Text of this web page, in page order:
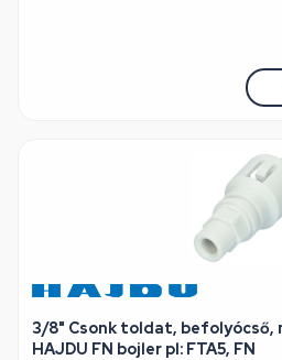
3/8" Csonk toldat, befolyócső,
HAJDU FN bojler pl: FTA5, FN